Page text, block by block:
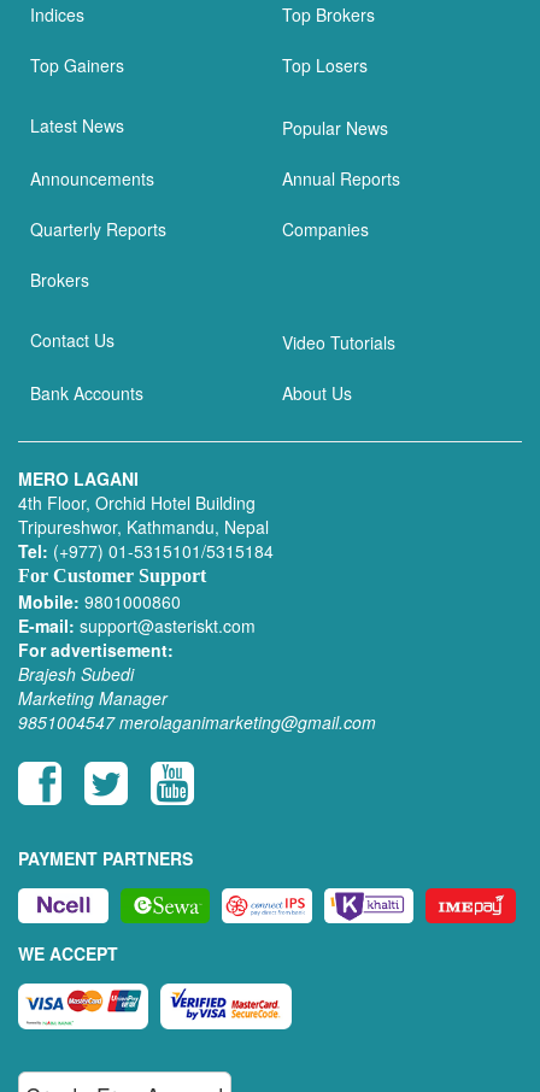
Indices Top Brokers
Top Gainers Top Losers
Latest News Popular News
Announcements Annual Reports
Quarterly Reports Companies
Brokers
Contact Us Video Tutorials
Bank Accounts About Us
MERO LAGANI
4th Floor, Orchid Hotel Building
Tripureshwor, Kathmandu, Nepal
Tel: (+977) 01-5315101/5315184
For Customer Support
Mobile: 9801000860
E-mail: support@asteriskt.com
For advertisement:
Brajesh Subedi
Marketing Manager
9851004547 merolaganimarketing@gmail.com
PAYMENT PARTNERS
WE ACCEPT